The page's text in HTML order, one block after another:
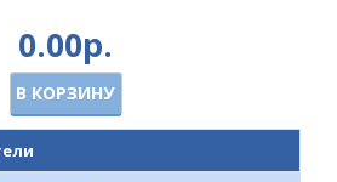
0.00р.
В КОРЗИНУ